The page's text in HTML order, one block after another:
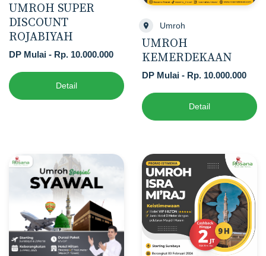
UMROH SUPER
DISCOUNT
ROJABIYAH
DP Mulai - Rp. 10.000.000
Detail
Umroh
UMROH
KEMERDEKAAN
DP Mulai - Rp. 10.000.000
Detail